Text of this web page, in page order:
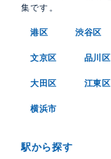
集です。
港区 渋谷区
文京区 品川区
大田区 江東区
横浜市
駅から探す